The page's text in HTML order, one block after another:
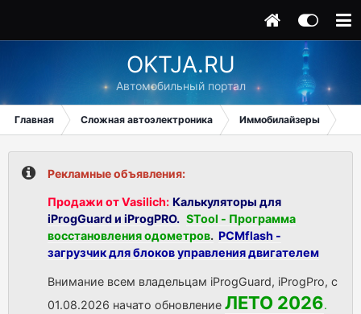
OKTJA.RU
Автомобильный портал
Главная Сложная автоэлектроника Иммобилайзеры
Рекламные объявления:
Продажи от Vasilich: Калькуляторы для
iProgGuard и iProgPRO. STool - Программа
восстановления одометров. PCMflash -
загрузчик для блоков управления двигателем
Внимание всем владельцам iProgGuard, iProgPro, с
01.08.2026 начато обновление ЛЕТО 2026.